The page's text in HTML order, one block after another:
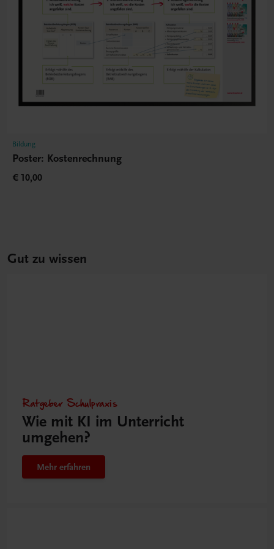
Bildung
Poster: Kostenrechnung
€ 10,00
Gut zu wissen
Ratgeber Schulpraxis
Wie mit KI im Unterricht
umgehen?
Mehr erfahren